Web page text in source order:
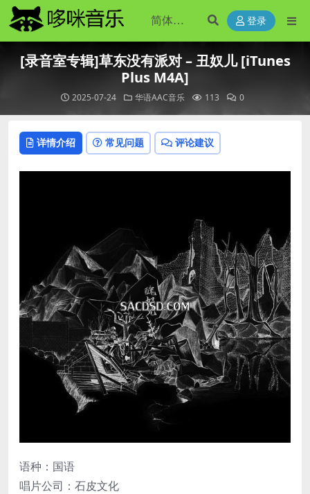
登录
[录音室专辑]草东没有派对 – 丑奴儿 [iTunes
Plus M4A]
2025-07-24 华语AAC音乐 113 0
详情介绍 常见问题 评论建议
语种：国语
唱片公司： 石皮文化